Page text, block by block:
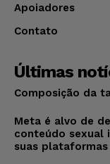
Apoiadores
Contato
Últimas
Composição da
Meta é alvo de
conteúdo sexual
suas plataformas